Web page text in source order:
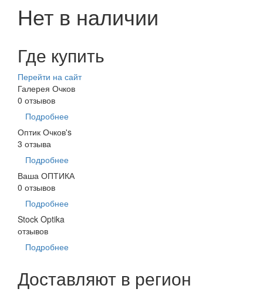
Нет в наличии
Где купить
Перейти на сайт
Галерея Очков
0 отзывов
Подробнее
Оптик Очков's
3 отзыва
Подробнее
Ваша ОПТИКА
0 отзывов
Подробнее
Stock Optika
отзывов
Подробнее
Доставляют в регион